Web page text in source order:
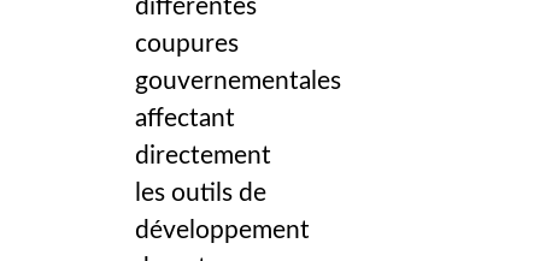
différentes
coupures
gouvernementales
affectant
directement
les outils de
développement